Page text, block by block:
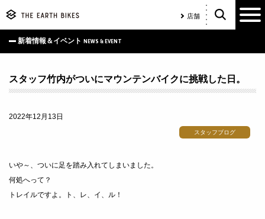
店舗
新着情報＆イベント NEWS & EVENT
スタッフ竹内がついにマウンテンバイクに挑戦した日。
2022年12月13日
スタッフブログ
いや～、ついに足を踏み入れてしまいました。
何処へって？
トレイルですよ。ト、レ、イ、ル！